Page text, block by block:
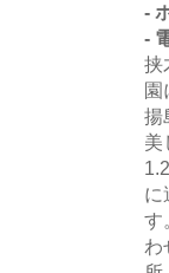
-
-
挟
園
揚
美
に
す
わ